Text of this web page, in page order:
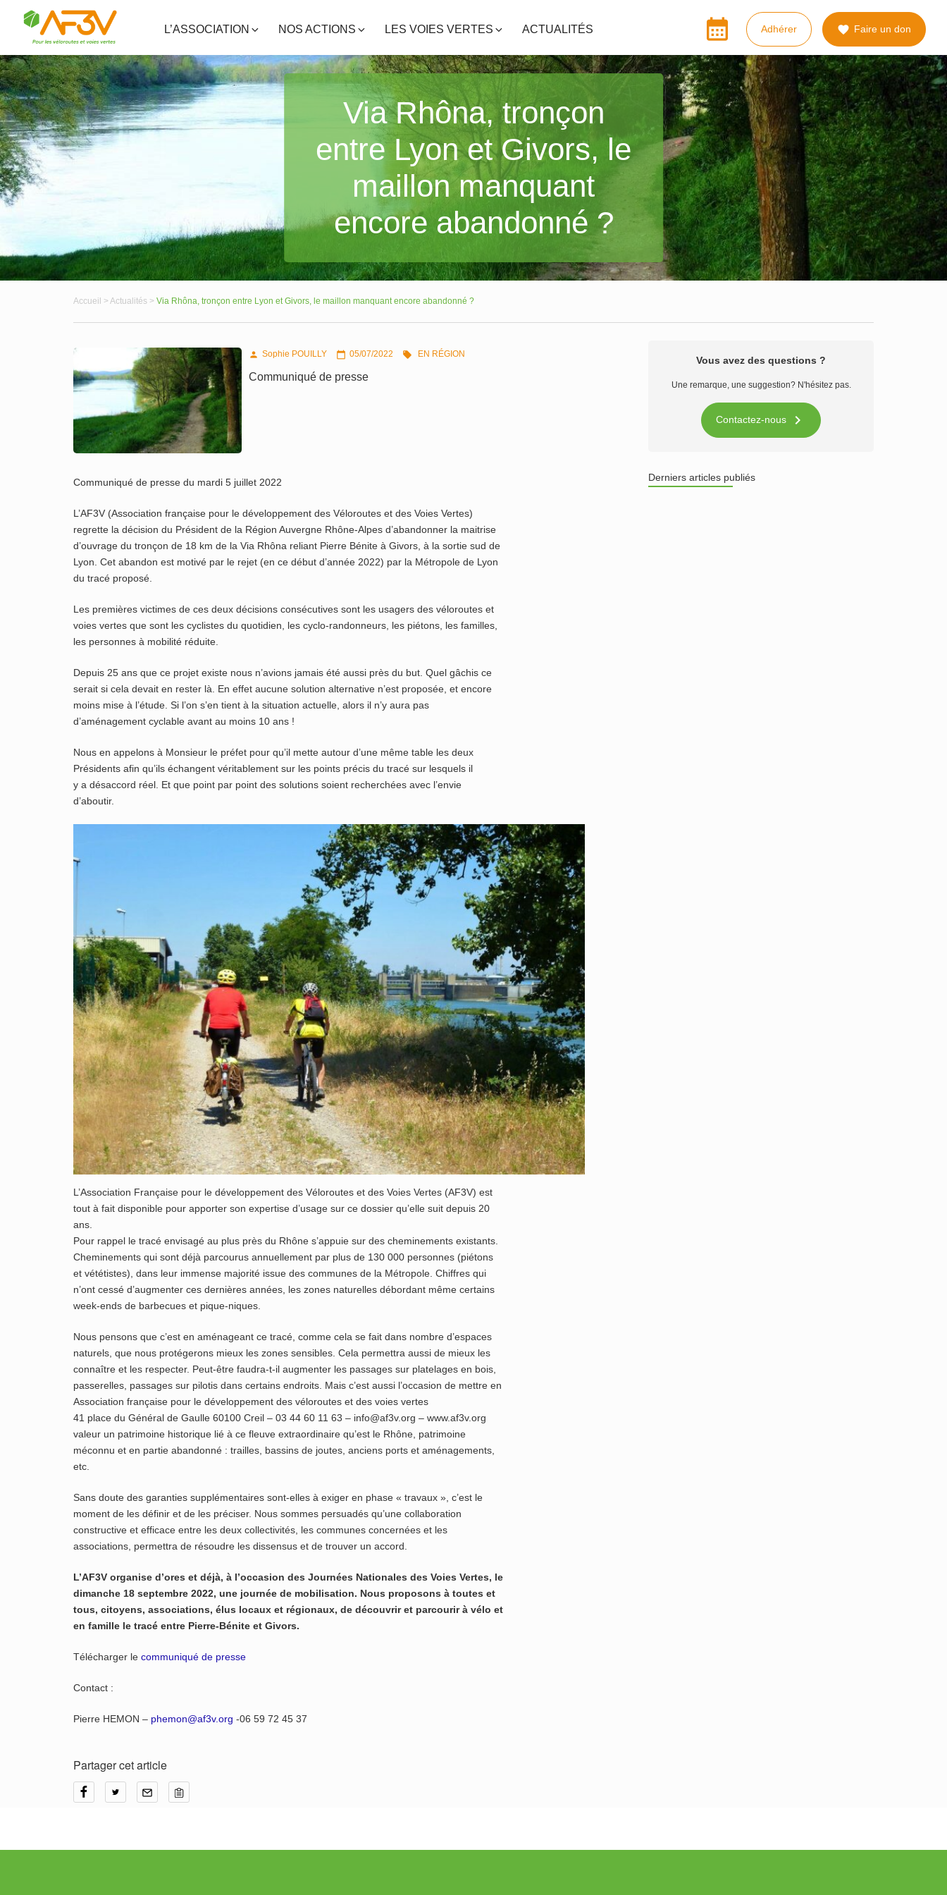
L’ASSOCIATION NOS ACTIONS LES VOIES VERTES ACTUALITÉS calendar_month Adhérer  Faire un don
Via Rhôna, tronçon
entre Lyon et Givors, le
maillon manquant
encore abandonné ?
Accueil > Actualités > Via Rhôna, tronçon entre Lyon et Givors, le maillon manquant encore abandonné ?
 Sophie POUILLY  05/07/2022  EN RÉGION
Communiqué de presse
Communiqué de presse du mardi 5 juillet 2022
L’AF3V (Association française pour le développement des Véloroutes et des Voies Vertes)
regrette la décision du Président de la Région Auvergne Rhône-Alpes d’abandonner la maitrise
d’ouvrage du tronçon de 18 km de la Via Rhôna reliant Pierre Bénite à Givors, à la sortie sud de
Lyon. Cet abandon est motivé par le rejet (en ce début d’année 2022) par la Métropole de Lyon
du tracé proposé.
Les premières victimes de ces deux décisions consécutives sont les usagers des véloroutes et
voies vertes que sont les cyclistes du quotidien, les cyclo-randonneurs, les piétons, les familles,
les personnes à mobilité réduite.
Depuis 25 ans que ce projet existe nous n’avions jamais été aussi près du but. Quel gâchis ce
serait si cela devait en rester là. En effet aucune solution alternative n’est proposée, et encore
moins mise à l’étude. Si l’on s’en tient à la situation actuelle, alors il n’y aura pas
d’aménagement cyclable avant au moins 10 ans !
Nous en appelons à Monsieur le préfet pour qu’il mette autour d’une même table les deux
Présidents afin qu’ils échangent véritablement sur les points précis du tracé sur lesquels il
y a désaccord réel. Et que point par point des solutions soient recherchées avec l’envie
d’aboutir.
L’Association Française pour le développement des Véloroutes et des Voies Vertes (AF3V) est
tout à fait disponible pour apporter son expertise d’usage sur ce dossier qu’elle suit depuis 20
ans.
Pour rappel le tracé envisagé au plus près du Rhône s’appuie sur des cheminements existants.
Cheminements qui sont déjà parcourus annuellement par plus de 130 000 personnes (piétons
et vététistes), dans leur immense majorité issue des communes de la Métropole. Chiffres qui
n’ont cessé d’augmenter ces dernières années, les zones naturelles débordant même certains
week-ends de barbecues et pique-niques.
Nous pensons que c’est en aménageant ce tracé, comme cela se fait dans nombre d’espaces
naturels, que nous protégerons mieux les zones sensibles. Cela permettra aussi de mieux les
connaître et les respecter. Peut-être faudra-t-il augmenter les passages sur platelages en bois,
passerelles, passages sur pilotis dans certains endroits. Mais c’est aussi l’occasion de mettre en
Association française pour le développement des véloroutes et des voies vertes
41 place du Général de Gaulle 60100 Creil – 03 44 60 11 63 – info@af3v.org – www.af3v.org
valeur un patrimoine historique lié à ce fleuve extraordinaire qu’est le Rhône, patrimoine
méconnu et en partie abandonné : trailles, bassins de joutes, anciens ports et aménagements,
etc.
Sans doute des garanties supplémentaires sont-elles à exiger en phase « travaux », c’est le
moment de les définir et de les préciser. Nous sommes persuadés qu’une collaboration
constructive et efficace entre les deux collectivités, les communes concernées et les
associations, permettra de résoudre les dissensus et de trouver un accord.
L’AF3V organise d’ores et déjà, à l’occasion des Journées Nationales des Voies Vertes, le
dimanche 18 septembre 2022, une journée de mobilisation. Nous proposons à toutes et
tous, citoyens, associations, élus locaux et régionaux, de découvrir et parcourir à vélo et
en famille le tracé entre Pierre-Bénite et Givors.
Télécharger le communiqué de presse
Contact :
Pierre HEMON – phemon@af3v.org -06 59 72 45 37
Vous avez des questions ?
Une remarque, une suggestion? N'hésitez pas.
Contactez-nous 
Derniers articles publiés
Partager cet article